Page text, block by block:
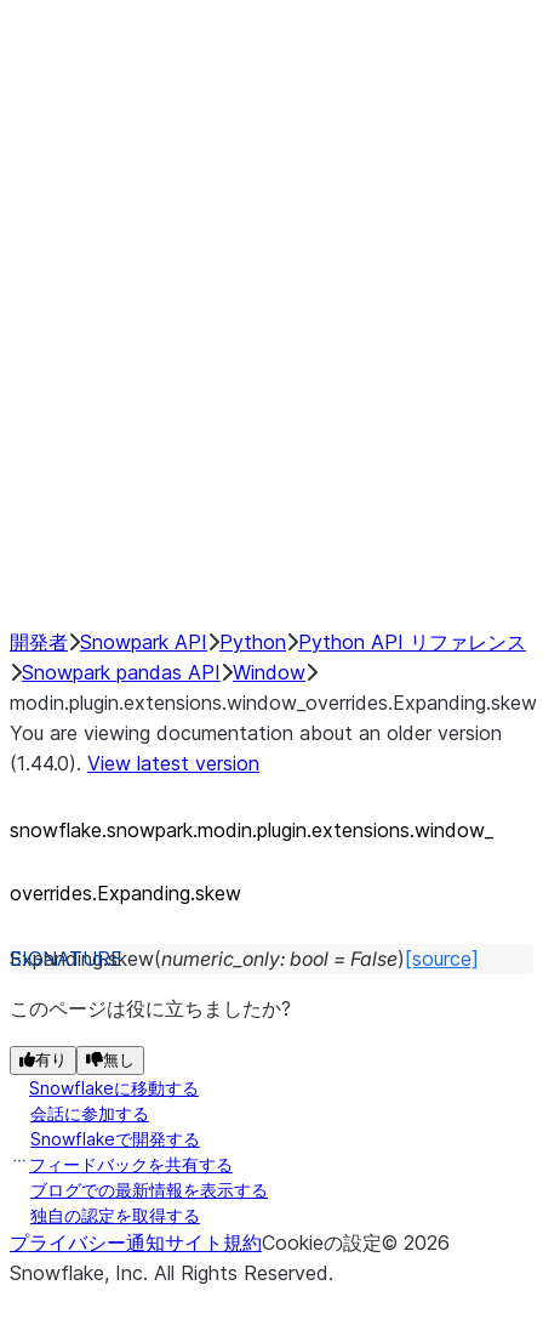
開発者 Snowpark API Python Python API リファレンス
Snowpark pandas API Window
modin.plugin.extensions.window_overrides.Expanding.skew
You are viewing documentation about an older version
(1.44.0). View latest version
snowflake.snowpark.modin.plugin.extensions.window_
overrides.Expanding.skew
Expanding.skew(numeric_only: bool = False) [source]
このページは役に立ちましたか?
有り 無し
Snowflakeに移動する
会話に参加する
Snowflakeで開発する
フィードバックを共有する
ブログでの最新情報を表示する
独自の認定を取得する
プライバシー通知サイト規約Cookieの設定© 2026
Snowflake, Inc. All Rights Reserved.